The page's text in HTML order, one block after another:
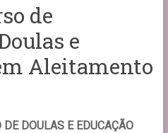
de
e
Aleitamento
DOULAS E EDUCAÇÃO